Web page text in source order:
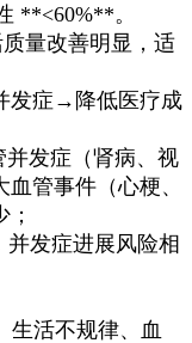
**<60%**。
量改善明显，适
症→降低医疗成
发症（肾病、视
管事件（心梗、
发症进展风险相
生活不规律、血